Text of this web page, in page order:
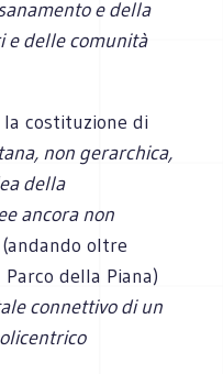
e della
e delle comunità
costituzione di
non gerarchica,
della
ancora non
(andando oltre
della Piana)
connettivo di un